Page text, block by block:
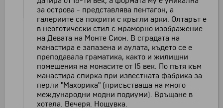
за острова - представлява пентагон, а
галериите са покрити с кръгли арки. Олтарът е
в неоготически стил с мраморно изображение
на Девата на Монте Сион. В сградата на
манастира е запазена и аулата, където се е
преподавала граматика, както и жилищни
помещения на монасите от 15 век. По пътя към
манастира спирка при известната фабрика за
перли "Махорика" (присъстваща на много
международни модни подиуми). Връщане в
хотела. Вечеря. Нощувка.